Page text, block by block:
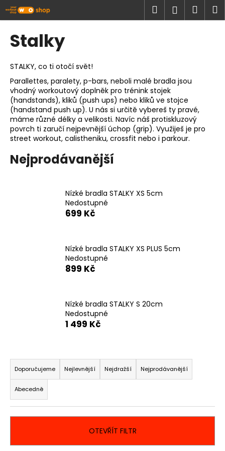
Přejít
na
obsah
Hledat
Stalky
STALKY, co ti otočí svět!
Parallettes, paralety, p-bars, neboli malé bradla jsou
vhodný workoutový doplněk pro trénink stojek
(handstands), kliků (push ups) nebo kliků ve stojce
(handstand push up). U nás si určitě vybereš ty pravé,
máme různé délky a velikosti. Navíc náš protiskluzový
povrch ti zaručí nejpevnější úchop (grip). Využiješ je pro
street workout, calistheniku, crossfit nebo i parkour.
Nejprodávanější
Nízké bradla STALKY XS 5cm
Nedostupné
699 Kč
Nízké bradla STALKY XS PLUS 5cm
Nedostupné
899 Kč
Nízké bradla STALKY S 20cm
Nedostupné
1 499 Kč
Ř
a
z
e
n
Doporučujeme Nejlevnější Nejdražší Nejprodávanější
Abecedně
OTEVŘÍT FILTR
K
o
o
p
o
t
ř
e
b
u
D
o
p
o
u